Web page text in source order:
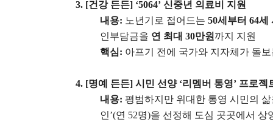
3. [건강 든든] ‘5064’ 신중년 의료비 지원
내용: 노년기로 접어드는 50세부터 64세
인부담금을 연 최대 30만원 까지 지원
핵심: 아프기 전에 국가와 지자체가 돌
4. [명예 든든] 시민 선양 ‘리멤버 통영’ 프로젝
내용: 평범하지만 위대한 통영 시민의
인’(연 52명)을 선정해 도심 곳곳에서 상